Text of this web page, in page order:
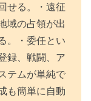
せる。・遠征
域の占領が出
。・委任とい
録、戦闘、ア
テムが単純で
も簡単に自動